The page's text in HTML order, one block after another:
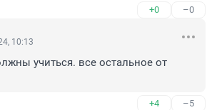
+0 –0
10:13
учиться. все остальное от
+4 –5